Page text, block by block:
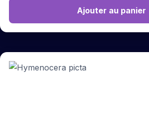
Ajouter au panier